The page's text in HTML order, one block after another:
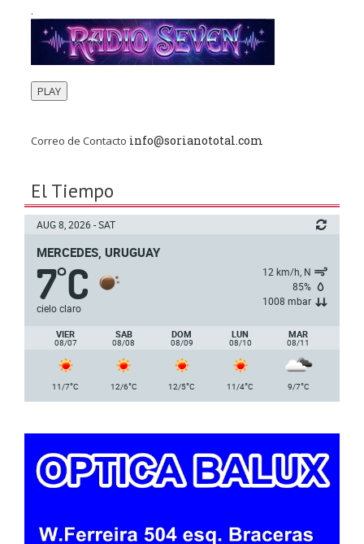
.
PLAY
Correo de Contacto info@sorianototal.com
El Tiempo
AUG 8, 2026 - SAT
MERCEDES, URUGUAY
7°C
cielo claro
12 km/h, N
85%
1008 mbar
VIER
08/07
SAB
08/08
DOM
08/09
LUN
08/10
MAR
08/11
11/7°C 12/6°C 12/5°C 11/4°C 9/7°C